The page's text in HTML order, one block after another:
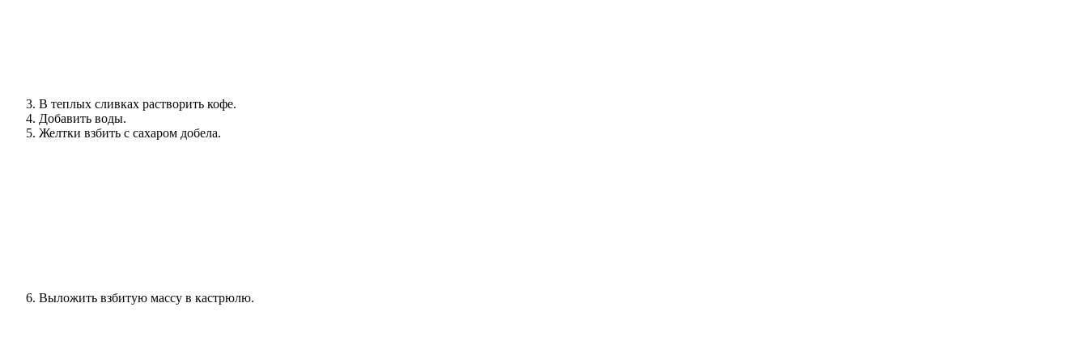
В теплых сливках растворить кофе.
Добавить воды.
Желтки взбить с сахаром добела.
Выложить взбитую массу в кастрюлю.